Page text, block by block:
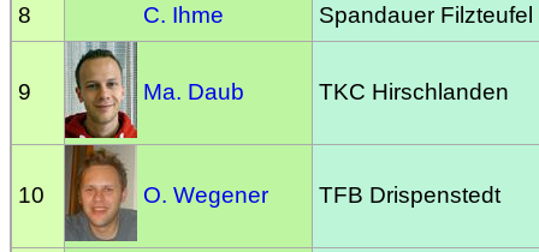
8 C. Ihme Spandauer Filzteufel
9 Ma. Daub TKC Hirschlanden
10 O. Wegener TFB Drispenstedt